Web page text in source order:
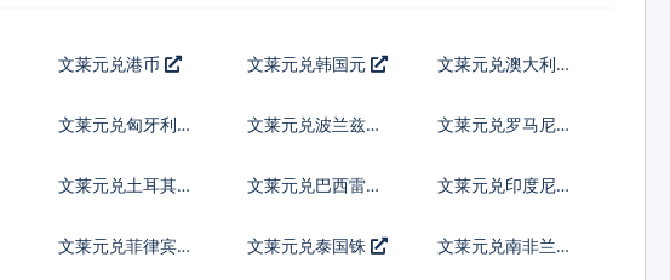
文莱元兑港币 文莱元兑韩国元
文莱元兑澳大利亚
文莱元兑匈牙利福
文莱元兑波兰兹罗
文莱元兑罗马尼亚
文莱元兑土耳其里
文莱元兑巴西雷亚
文莱元兑印度尼西
文莱元兑菲律宾比
文莱元兑泰国铢 文莱元兑南非兰特